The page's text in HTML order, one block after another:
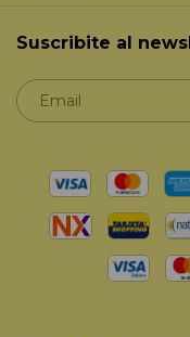
Suscribite al